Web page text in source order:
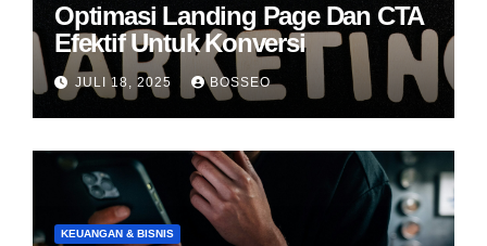
Optimasi Landing Page Dan CTA
Efektif Untuk Konversi
JULI 18, 2025 BOSSEO
KEUANGAN & BISNIS